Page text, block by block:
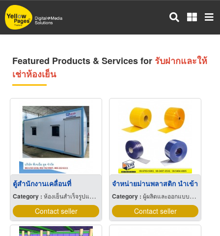
Skip
to
main
Featured Products & Services for รับฝากและให้
เช่าห้องเย็น
ตู้สำนักงานเคลื่อนที่
Category : ห้องเย็นสำเร็จรูปและอุปกรณ์
Contact seller
จำหน่ายม่านพลาสติก นำเข้า
Category :ผู้ผลิตและออกแบบติดตั้งห้องเย็น
Contact seller